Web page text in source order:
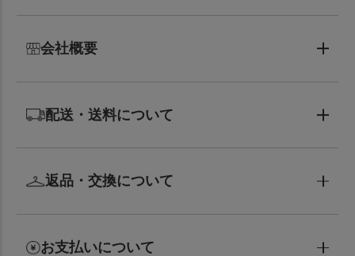
会社概要
配送・送料について
返品・交換について
お支払いについて